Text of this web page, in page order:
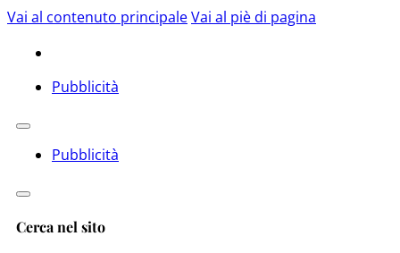
Vai al contenuto principaleVai al piè di pagina
Pubblicità
Pubblicità
Cerca nel sito